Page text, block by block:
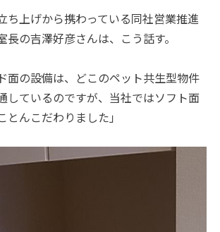
ち上げから携わっている同社営業推進
長の吉澤好彦さんは、こう話す。
面の設備は、どこのペット共生型物件
しているのですが、当社ではソフト面
とんこだわりました」